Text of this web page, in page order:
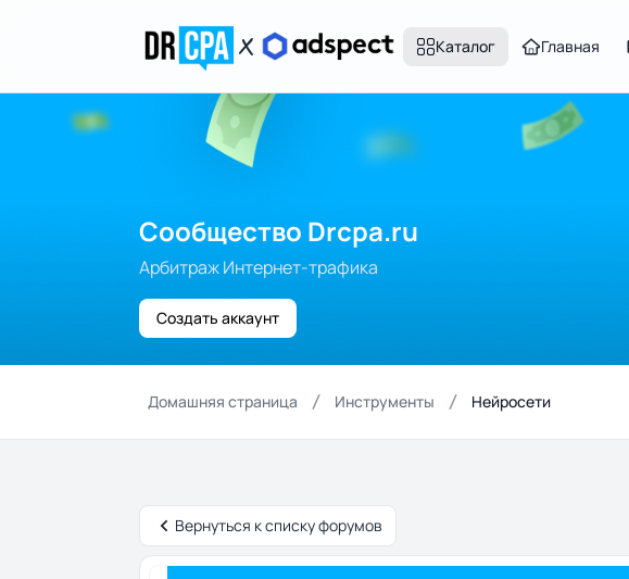
Каталог Главная
Сообщество Drcpa.ru
Арбитраж Интернет-трафика
Создать аккаунт
Домашняя страница Инструменты Нейросети
Вернуться к списку форумов